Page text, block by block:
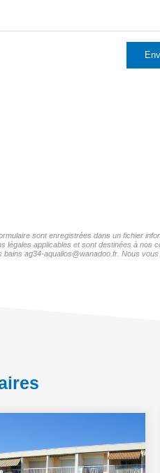
sont enregistrées dans un fichier
légales applicables et sont destinées à
bains ag34-aqualios@wanadoo.fr. Nous